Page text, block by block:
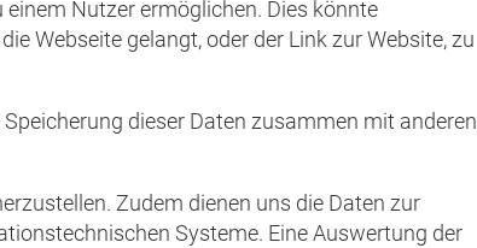
Nutzer ermöglichen. Dies könnte
Webseite gelangt, oder der Link zur Website, zu
dieser Daten zusammen mit anderen
Zudem dienen uns die Daten zur
Systeme. Eine Auswertung der